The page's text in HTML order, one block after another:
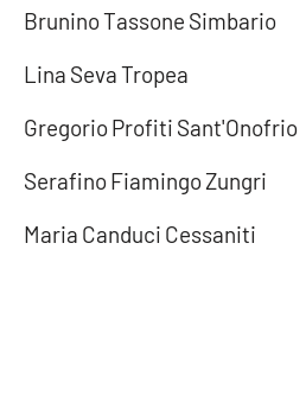
Crotone
Vibo Valentia
Reggio Calabria
Cosenza
Brunino Tassone Simbario
Lina Seva Tropea
Gregorio Profiti Sant'Onofrio
Serafino Fiamingo Zungri
Maria Canduci Cessaniti